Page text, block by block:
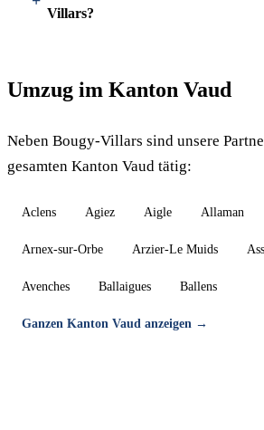
Villars?
Umzug im Kanton Vaud
Neben Bougy-Villars sind unsere
gesamten Kanton Vaud tätig:
Aclens Agiez Aigle Allaman
Arnex-sur-Orbe Arzier-Le Muids
Avenches Ballaigues Ballens
Ganzen Kanton Vaud anzeigen →